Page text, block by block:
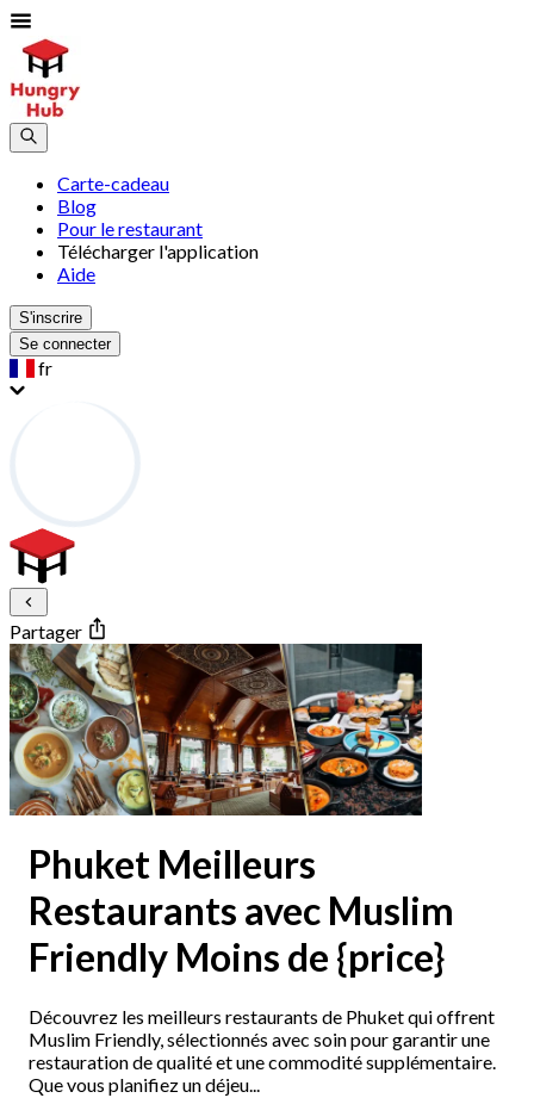
Carte-cadeau
Blog
Pour le restaurant
Télécharger l'application
Aide
S'inscrire
Se connecter
fr
Partager
Phuket Meilleurs
Restaurants avec Muslim
Friendly Moins de {price}
Découvrez les meilleurs restaurants de Phuket qui offrent
Muslim Friendly, sélectionnés avec soin pour garantir une
restauration de qualité et une commodité supplémentaire.
Que vous planifiez un déjeu...